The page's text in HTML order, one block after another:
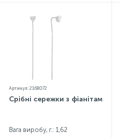
Артикул: 2168072
Срібні сережки з фіанітами
Вага виробу, г.: 1,62